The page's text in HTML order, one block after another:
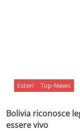
Esteri Top-News
Bolivia riconosce
essere vivo